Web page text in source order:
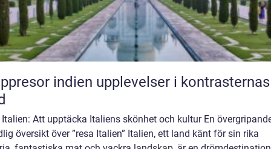
indien upplevelser i kontrasternas
Italien: Att upptäcka Italiens skönhet och kultur En
översikt över ”resa Italien” Italien, ett land känt för sin rika